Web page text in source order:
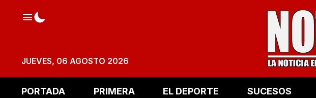
JUEVES, 06 AGOSTO 2026
PORTADA PRIMERA EL DEPORTE SUCESOS